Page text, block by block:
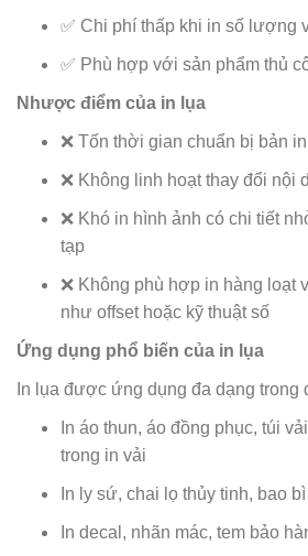
✅ Chi phí thấp khi in số lượng
✅ Phù hợp với sản phẩm thủ
Nhược điểm của in lụa
❌ Tốn thời gian chuẩn bị bản in
❌ Không linh hoạt thay đổi nội
❌ Khó in hình ảnh có chi tiết
tạp
❌ Không phù hợp in hàng loạt
như offset hoặc kỹ thuật số
Ứng dụng phổ biến của in lụa
In lụa được ứng dụng đa dạng trong
In áo thun, áo đồng phục, túi
trong in vải
In ly sứ, chai lọ thủy tinh, bao
In decal, nhãn mác, tem bảo